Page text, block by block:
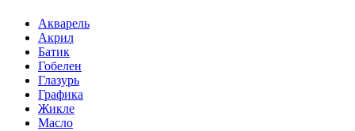
Акварель
Акрил
Батик
Гобелен
Глазурь
Графика
Жикле
Масло